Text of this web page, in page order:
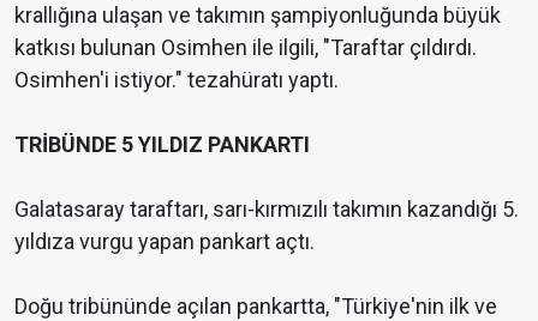
krallığına ulaşan ve takımın şampiyonluğunda büyük
katkısı bulunan Osimhen ile ilgili, "Taraftar çıldırdı.
Osimhen'i istiyor." tezahüratı yaptı.
TRİBÜNDE 5 YILDIZ PANKARTI
Galatasaray taraftarı, sarı-kırmızılı takımın kazandığı 5.
yıldıza vurgu yapan pankart açtı.
Doğu tribününde açılan pankartta, "Türkiye'nin ilk ve